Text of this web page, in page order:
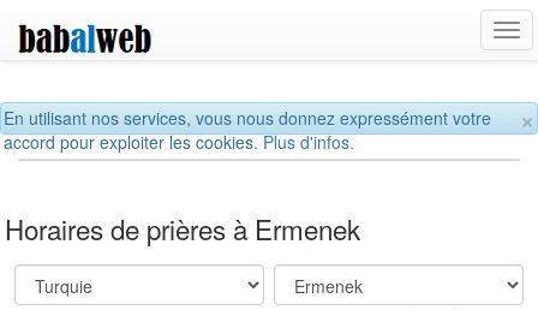
×
En utilisant nos services, vous nous donnez expressément votre
accord pour exploiter les cookies.Plus d'infos.
Horaires de prières à Ermenek